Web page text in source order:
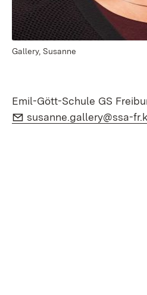
Gallery, Susanne
Emil-Gött-Schule GS
E-Mail:
susanne.gallery@ssa-